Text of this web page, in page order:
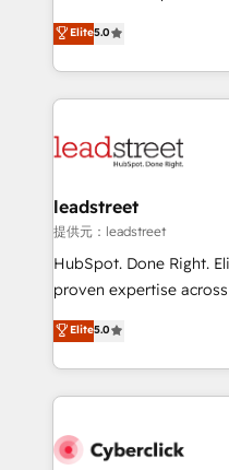
Partner and ISO
we blend strategy,
(RevOps) services to
As a top HubSpot Elite
custom HubSpot CRM
implement, and
marketing, and service
management, and
projects completed, our
HubSpot CRM drives
RevOps services align
optimize the revenue
retention—by refining
maximize profitability
Elite5.0
leadstreet
提供元：leadstreet
HubSpot. Done Right.
proven expertise
implementations. With 12+ years of HubSpot
experience, we help
to its fullest capacity,
website, or build your
Elite5.0